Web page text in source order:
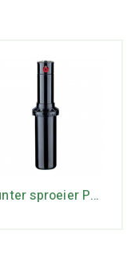
Hunter sproeier PGP-ULTRA-12